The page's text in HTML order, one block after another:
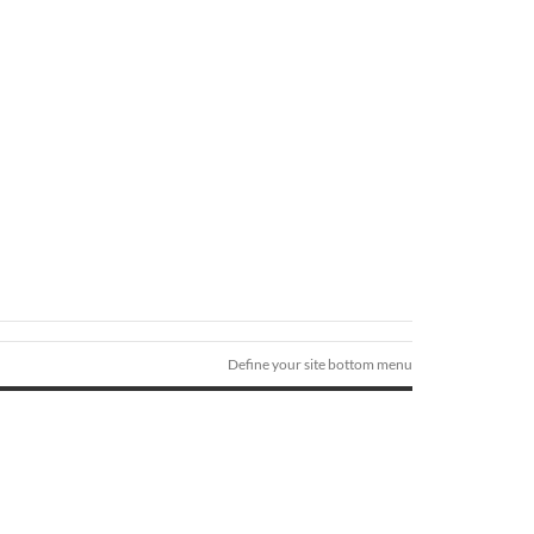
Define your site bottom menu